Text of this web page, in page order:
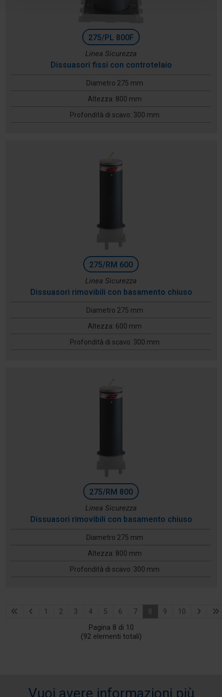
275/PL 800F
Linea Sicurezza
Dissuasori fissi con controtelaio
Diametro 275 mm
Altezza: 800 mm
Profondità di scavo: 300 mm
275/RM 600
Linea Sicurezza
Dissuasori rimovibili con basamento chiuso
Diametro 275 mm
Altezza: 600 mm
Profondità di scavo: 300 mm
275/RM 800
Linea Sicurezza
Dissuasori rimovibili con basamento chiuso
Diametro 275 mm
Altezza: 800 mm
Profondità di scavo: 300 mm
1 2 3 4 5 6 7 8 9 10
Pagina 8 di 10
(92 elementi totali)
Vuoi avere informazioni più